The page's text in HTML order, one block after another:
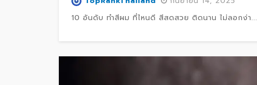
10 อันดับ ทำสีผม ที่ไหนดี สีสดสวย ติดนาน ไม่ลอกง่า...